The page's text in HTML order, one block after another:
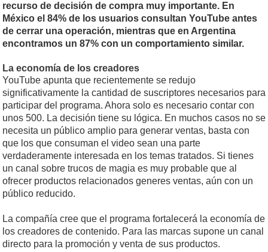
recurso de decisión de compra muy importante. En
México el 84% de los usuarios consultan YouTube antes
de cerrar una operación, mientras que en Argentina
encontramos un 87% con un comportamiento similar.
La economía de los creadores
YouTube apunta que recientemente se redujo
significativamente la cantidad de suscriptores necesarios para
participar del programa. Ahora solo es necesario contar con
unos 500. La decisión tiene su lógica. En muchos casos no se
necesita un público amplio para generar ventas, basta con
que los que consuman el video sean una parte
verdaderamente interesada en los temas tratados. Si tienes
un canal sobre trucos de magia es muy probable que al
ofrecer productos relacionados generes ventas, aún con un
público reducido.
La compañía cree que el programa fortalecerá la economía de
los creadores de contenido. Para las marcas supone un canal
directo para la promoción y venta de sus productos.